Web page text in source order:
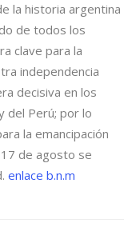
la historia argentina
de todos los
clave para la
independencia
decisiva en los
del Perú; por lo
la emancipación
de agosto se
enlace b.n.m